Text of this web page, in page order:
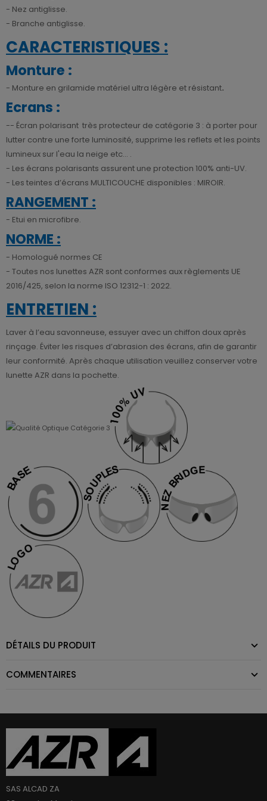
- Nez antiglisse.
- Branche antiglisse.
CARACTERISTIQUES :
Monture :
- Monture en grilamide matériel ultra légère et résistant.
Ecrans :
-- Écran polarisant très protecteur de catégorie 3 : à porter pour
lutter contre une forte luminosité, supprime les reflets et les points
lumineux sur l'eau la neige etc... .
- Les écrans polarisants assurent une protection 100% anti-UV.
- Les teintes d’écrans MULTICOUCHE disponibles : MIROIR.
RANGEMENT :
- Etui en microfibre.
NORME :
- Homologué normes CE
- Toutes nos lunettes AZR sont conformes aux règlements UE
2016/425, selon la norme ISO 12312-1 : 2022.
ENTRETIEN :
Laver à l’eau savonneuse, essuyer avec un chiffon doux après
rinçage. Éviter les risques d’abrasion des écrans, afin de garantir
leur conformité. Après chaque utilisation veuillez conserver votre
lunette AZR dans la pochette.
DÉTAILS DU PRODUIT
COMMENTAIRES
SAS ALCAD ZA